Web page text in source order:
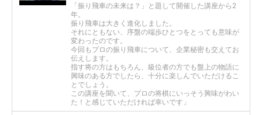
「振り飛車の未来は？」と題して開催した講座から2
年。
振り飛車は大きく進化しました。
それにともない、序盤の端歩ひとつをとっても意味が
変わったのです。
今回もプロの振り飛車について、企業秘密も交えてお
伝えします。
指す将の方はもちろん、級位者の方でも盤上の物語に
興味のある方でしたら、十分に楽しんでいただけるこ
とでしょう。
この講座を聞いて、プロの将棋にいっそう興味がわい
た！と感じていただければ幸いです」